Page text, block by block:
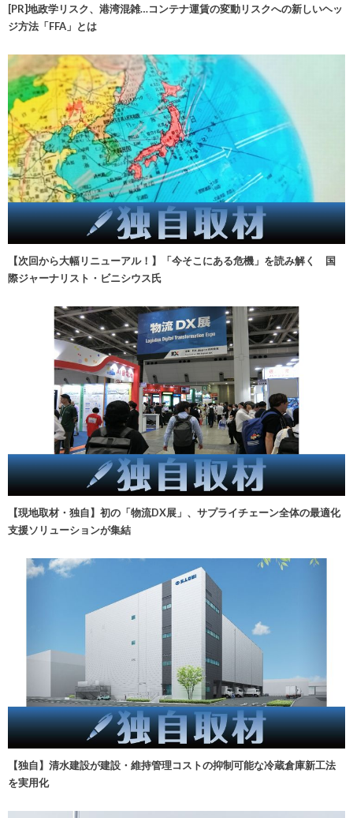
[PR]地政学リスク、港湾混雑…コンテナ運賃の変動リスクへの新しいヘッ
ジ方法「FFA」とは
【次回から大幅リニューアル！】「今そこにある危機」を読み解く 国
際ジャーナリスト・ビニシウス氏
【現地取材・独自】初の「物流DX展」、サプライチェーン全体の最適化
支援ソリューションが集結
【独自】清水建設が建設・維持管理コストの抑制可能な冷蔵倉庫新工法
を実用化